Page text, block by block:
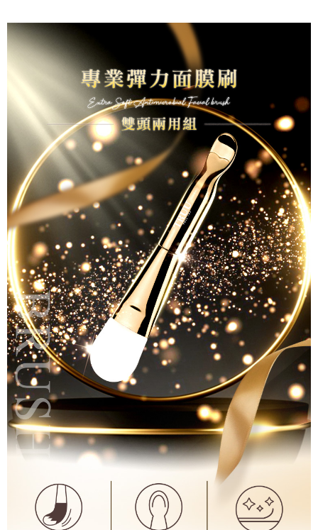
帳／街口支付／iPASS MONEY」等通路繳費。
【注意事項】
1.本服務係由「台灣大哥大股份有限公司」（以下簡稱本公司）所提供，讓
用戶於交易時，得透過本服務購買商品或服務，並由商店將買賣／分期付款
買賣價金債權讓與本公司後，依約使用本公司帳單繳交帳款。
2.基於同意付款使用「大哥付你分期」之契約關係目的，商店將以您的個人
資料（包含姓名、電話或地址）提供予台灣大哥大進項蒐集、處理及利用，
由本公司與您本人進行分期帳單所需資料之確認、核對及更正。
3.完整用戶服務條款，請詳閱以下連結：
https://oppay.tw/userRule
結帳頁面，進行簡訊認證並確認金額後，即可完成結帳。
２．訂單成立數日內，您將收到繳費通知簡訊。
３．收到繳費通知簡訊後14天內，點擊此簡訊中的連結，可透過四大超商／
ATM／網路銀行／等多元方式進行付款，方視為交易完成。
※ 請注意：結帳手續完成當下不需立刻繳費，但若您需要取消訂單，請聯絡
購買商品的店家。未經商家同意取消之訂單仍視為有效，需透過AFTEE先享
後付繳納相關費用。
※ 交易是否成功請以「AFTEE先享後付 」之結帳頁面顯示為準，若有關於
是否繳費成功／繳費後需取消欲退款等相關疑問，請聯繫「AFTEE先享後付
客戶支援中心」
https://netprotections.freshdesk.com/support/home
【注意事項】
１．透過由恩沛科技股份有限公司提供之「AFTEE先享後付」服務完成之交
易，需依本服務之必要範圍內提供個人資料，並將交易相關給付款項請求債
權轉讓予恩沛科技股份有限公司。
２．關於個人資料處理事宜，請瀏覽以下網址：
https://aftee.tw/terms/#terms3
３．未成年的使用者請事先徵得法定代理人或監護人之同意方可使用
「AFTEE先享後付」，若未經同意申辦者引起之損失，本公司不負相關責
任。
４．使用「AFTEE先享後付」時，將依據個別帳號之用戶狀況，依本公司即
時審查核予不同之上限額度；若仍有額度不足之情形，本公司將視審查結果
請求用戶進行身份認證。
５．嚴禁一人註冊多個帳號或使用他人資訊註冊。若發現惡意使用之情形，
恩沛科技股份有限公司將有權停止該用戶之使用額度並採取法律行動。
每筆NT$80，滿NT$999(含以上)免運費
付款後全家取貨
每筆NT$80，滿NT$1,880(含以上)免運費
每筆NT$80，滿NT$2,000(含以上)免運費
付款後萊爾富取貨
每筆NT$80，滿NT$1,880(含以上)免運費
7-11取貨付款
每筆NT$80，滿NT$2,000(含以上)免運費
付款後7-11取貨
每筆NT$80，滿NT$1,880(含以上)免運費
台灣宅配(便利帶)
每筆NT$80，滿NT$1,880(含以上)免運費
離島宅配
每筆NT$100，滿NT$2,000(含以上)免運費
宅配貨到付款
每筆NT$100，滿NT$2,000(含以上)免運費
海外配送(日韓地區請提供英文收件地址及姓名，韓國址末
端請提供收件人的個人通關碼)
查看運費
海外配送 (新馬專屬) 查看運費